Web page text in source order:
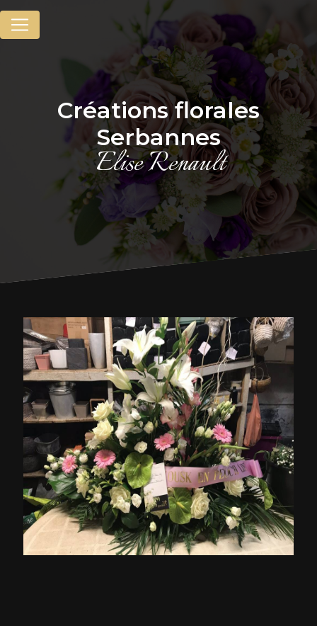
créations florales
Serbannes
Elise Renault
Panneau de gestion des cookies